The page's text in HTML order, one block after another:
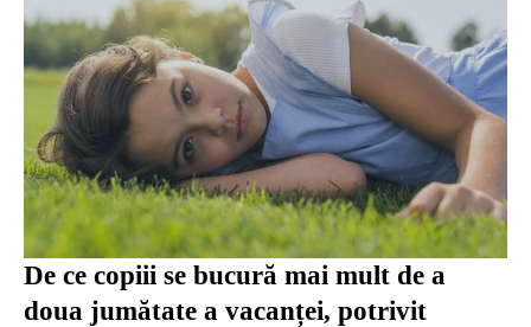
De ce copiii se bucură mai mult de a
doua jumătate a vacanței, potrivit